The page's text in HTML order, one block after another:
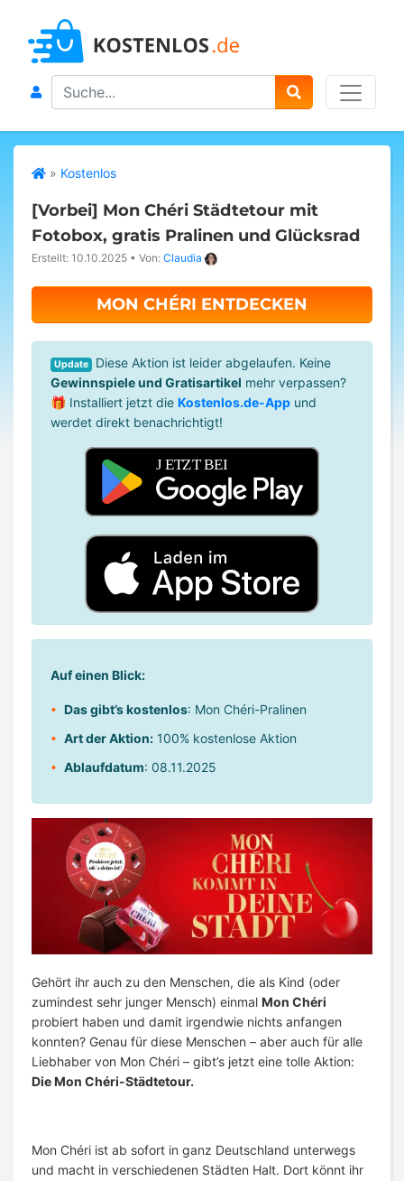
Search
» Kostenlos
[Vorbei] Mon Chéri Städtetour mit
Fotobox, gratis Pralinen und Glücksrad
Erstellt: 10.10.2025 • Von: Claudia
MON CHÉRI ENTDECKEN
Update
Diese Aktion ist leider abgelaufen. Keine
Gewinnspiele und Gratisartikel mehr verpassen?
🎁 Installiert jetzt die Kostenlos.de-App und
werdet direkt benachrichtigt!
Auf einen Blick:
Das gibt’s kostenlos: Mon Chéri-Pralinen
Art der Aktion: 100% kostenlose Aktion
Ablaufdatum: 08.11.2025
Gehört ihr auch zu den Menschen, die als Kind (oder
zumindest sehr junger Mensch) einmal Mon Chéri
probiert haben und damit irgendwie nichts anfangen
konnten? Genau für diese Menschen – aber auch für alle
Liebhaber von Mon Chéri – gibt’s jetzt eine tolle Aktion:
Die Mon Chéri-Städtetour.
Mon Chéri ist ab sofort in ganz Deutschland unterwegs
und macht in verschiedenen Städten Halt. Dort könnt ihr